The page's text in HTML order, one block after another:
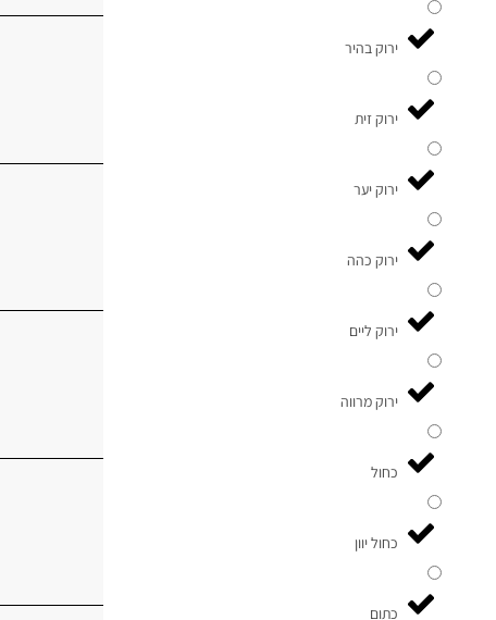
ירוק בהיר
ירוק זית
ירוק יער
ירוק כהה
ירוק ליים
ירוק מרווה
כחול
כחול יוון
כתום